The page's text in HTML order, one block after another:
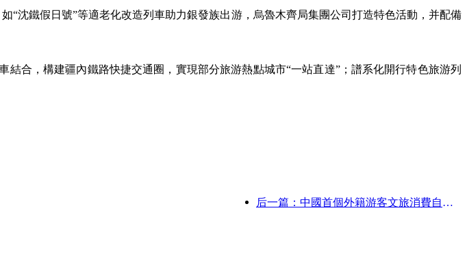
沈鐵假日號”等適老化改造列車助力銀發族出游，烏魯木齊局集團公司打造特色活動，并配備
合，構建疆內鐵路快捷交通圈，實現部分旅游熱點城市“一站直達”；譜系化開行特色旅游列
后一篇：中國首個外籍游客文旅消費自助系統在滬啟動